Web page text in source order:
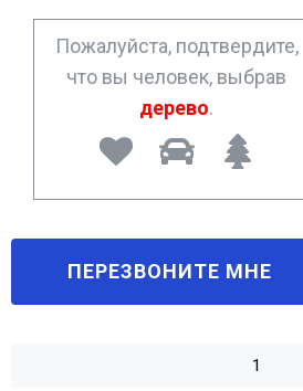
*
Пожалуйста, подтвердите,
что вы человек, выбрав
дерево.